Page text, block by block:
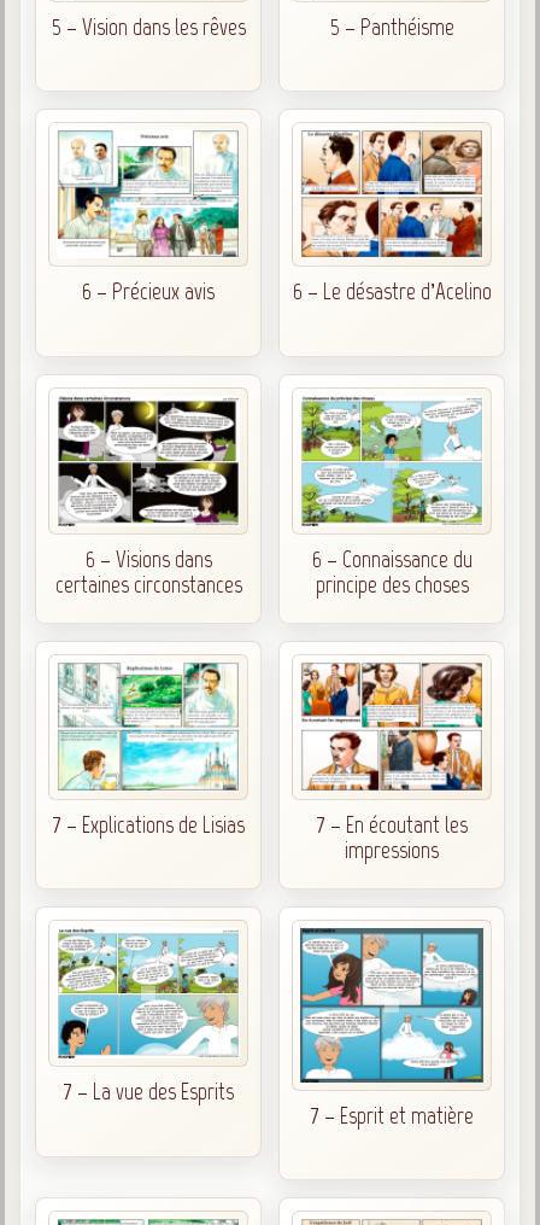
5 – Vision dans les rêves 5 – Panthéisme
6 – Précieux avis 6 – Le désastre d’Acelino
6 – Visions dans
certaines circonstances
6 – Connaissance du
principe des choses
7 – Explications de Lisias
7 – En écoutant les
impressions
7 – La vue des Esprits
7 – Esprit et matière